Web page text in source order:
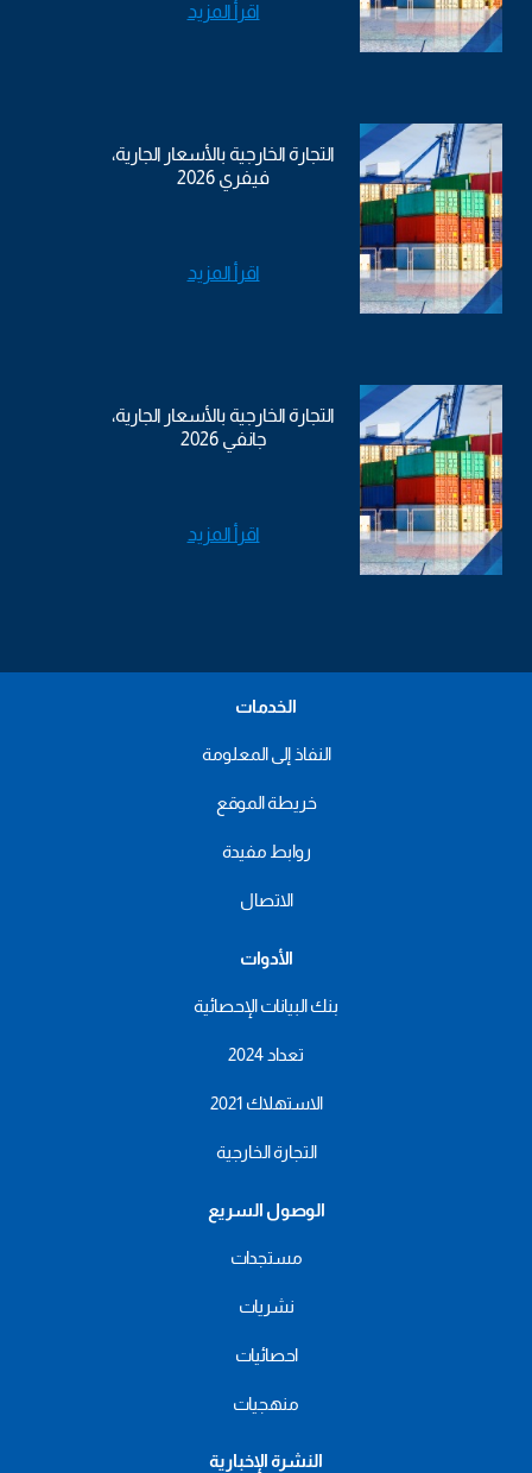
اقرأ المزيد
التجارة الخارجية بالأسعار الجارية،
فيفري 2026
اقرأ المزيد
التجارة الخارجية بالأسعار الجارية،
جانفي 2026
اقرأ المزيد
الخدمات
النفاذ إلى المعلومة
خريطة الموقع
روابط مفيدة
الاتصال
الأدوات
بنك البيانات الإحصائية
تعداد 2024
الاستهلاك 2021
التجارة الخارجية
الوصول السريع
مستجدات
نشريات
احصائيات
منهجيات
النشرة الإخبارية